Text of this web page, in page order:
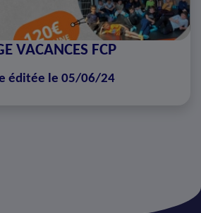
VACANCES FCP
éditée le 05/06/24